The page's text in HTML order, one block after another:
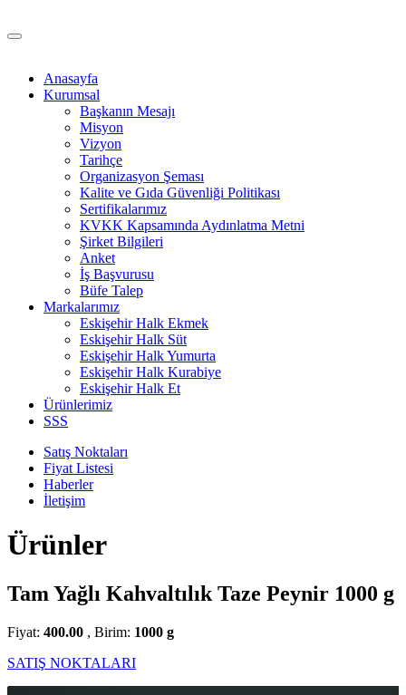
Anasayfa
Kurumsal
Başkanın Mesajı
Misyon
Vizyon
Tarihçe
Organizasyon Şeması
Kalite ve Gıda Güvenliği Politikası
Sertifikalarımız
KVKK Kapsamında Aydınlatma Metni
Şirket Bilgileri
Anket
İş Başvurusu
Büfe Talep
Markalarımız
Eskişehir Halk Ekmek
Eskişehir Halk Süt
Eskişehir Halk Yumurta
Eskişehir Halk Kurabiye
Eskişehir Halk Et
Ürünlerimiz
SSS
Satış Noktaları
Fiyat Listesi
Haberler
İletişim
Ürünler
Tam Yağlı Kahvaltılık Taze Peynir 1000 g
Fiyat: 400.00 , Birim: 1000 g
SATIŞ NOKTALARI